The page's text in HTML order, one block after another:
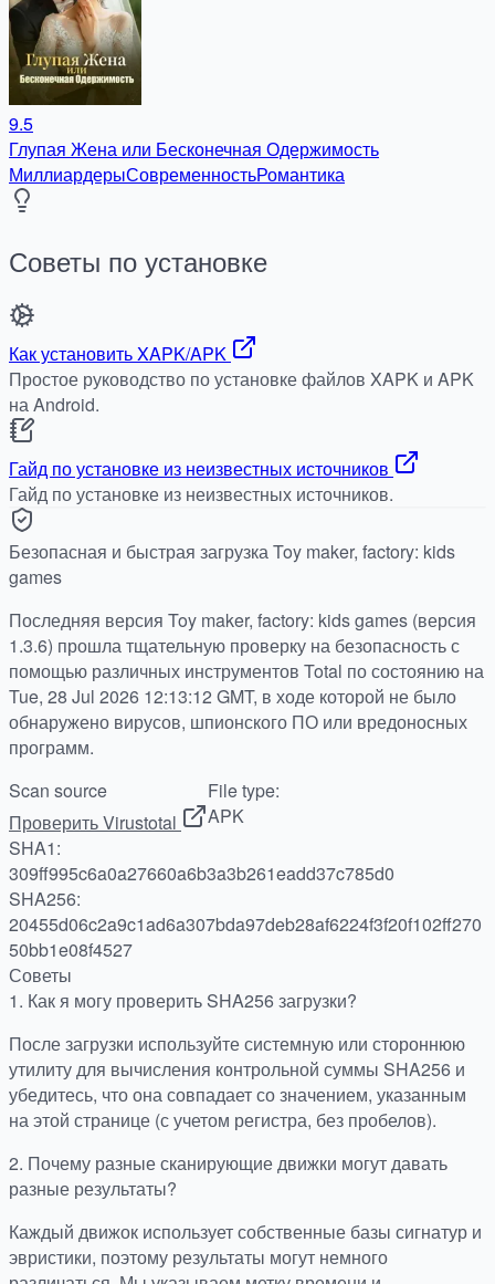
9.5
Глупая Жена или Бесконечная Одержимость
МиллиардерыСовременностьРомантика
Советы по установке
Как установить XAPK/APK
Простое руководство по установке файлов XAPK и APK
на Android.
Гайд по установке из неизвестных источников
Гайд по установке из неизвестных источников.
Безопасная и быстрая загрузка Toy maker, factory: kids
games
Последняя версия Toy maker, factory: kids games (версия
1.3.6) прошла тщательную проверку на безопасность с
помощью различных инструментов Total по состоянию на
Tue, 28 Jul 2026 12:13:12 GMT, в ходе которой не было
обнаружено вирусов, шпионского ПО или вредоносных
программ.
Scan source
Проверить Virustotal
File type:
APK
SHA1:
309ff995c6a0a27660a6b3a3b261eadd37c785d0
SHA256:
20455d06c2a9c1ad6a307bda97deb28af6224f3f20f102ff270
50bb1e08f4527
Советы
1. Как я могу проверить SHA256 загрузки?
После загрузки используйте системную или стороннюю
утилиту для вычисления контрольной суммы SHA256 и
убедитесь, что она совпадает со значением, указанным
на этой странице (с учетом регистра, без пробелов).
2. Почему разные сканирующие движки могут давать
разные результаты?
Каждый движок использует собственные базы сигнатур и
эвристики, поэтому результаты могут немного